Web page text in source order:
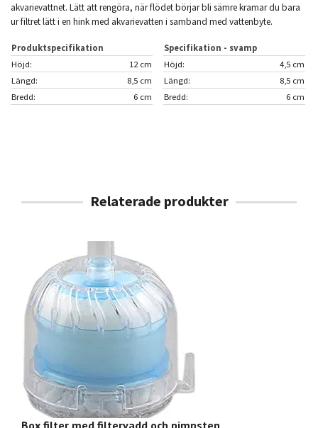
akvarievattnet. Lätt att rengöra, när flödet börjar bli sämre kramar du bara
ur filtret lätt i en hink med akvarievatten i samband med vattenbyte.
Produktspecifikation
Specifikation - svamp
Höjd:
12 cm Höjd:
4,5 cm
Längd:
8,5 cm Längd:
8,5 cm
Bredd:
6 cm Bredd: 6 cm
Box filter med filtervadd och pimpsten